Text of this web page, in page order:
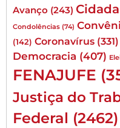
Avanço (243)
Condolências (74)
(142) Coronavírus (331)
Democracia (407)
FENAJUFE
Justiça do
Federal (2462)